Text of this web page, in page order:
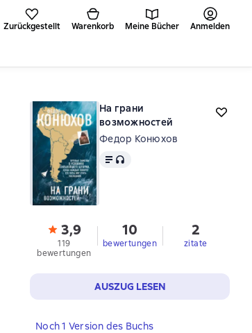
Zurückgestellt Warenkorb Meine Bücher Anmelden
На грани
возможностей
Федор Конюхов
Text, Audioformat verfügbar
3,9
119
bewertungen
10
bewertungen
2
zitate
AUSZUG LESEN
Noch 1 Version des Buchs